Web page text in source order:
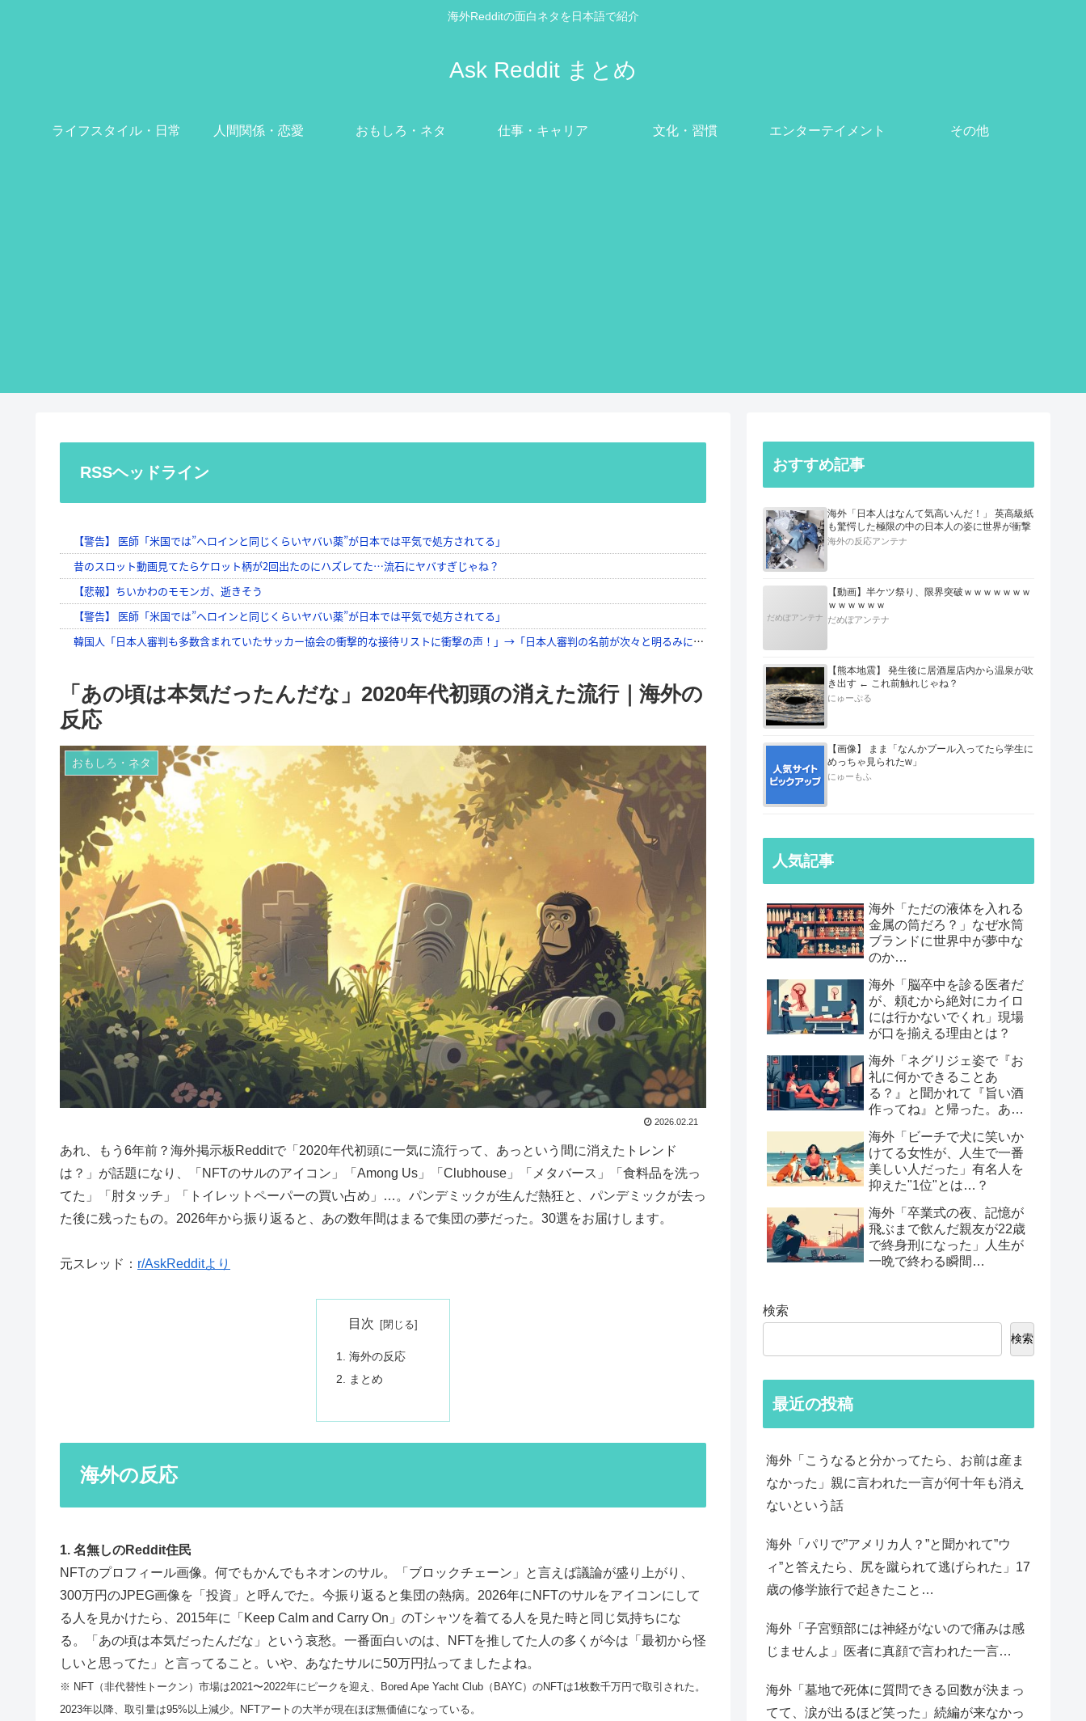
海外Redditの面白ネタを日本語で紹介
Ask Reddit まとめ
ライフスタイル・日常 人間関係・恋愛 おもしろ・ネタ 仕事・キャリア 文化・習慣 エンターテイメント その他
RSSヘッドライン
「あの頃は本気だったんだな」2020年代初頭の消えた流行｜海外の
反応
おもしろ・ネタ
2026.02.21
あれ、もう6年前？海外掲示板Redditで「2020年代初頭に一気に流行って、あっという間に消えたトレンド
は？」が話題になり、「NFTのサルのアイコン」「Among Us」「Clubhouse」「メタバース」「食料品を洗っ
てた」「肘タッチ」「トイレットペーパーの買い占め」…。パンデミックが生んだ熱狂と、パンデミックが去っ
た後に残ったもの。2026年から振り返ると、あの数年間はまるで集団の夢だった。30選をお届けします。
元スレッド： r/AskRedditより
目次
海外の反応
まとめ
海外の反応
1. 名無しのReddit住民
NFTのプロフィール画像。何でもかんでもネオンのサル。「ブロックチェーン」と言えば議論が盛り上がり、
300万円のJPEG画像を「投資」と呼んでた。今振り返ると集団の熱病。2026年にNFTのサルをアイコンにして
る人を見かけたら、2015年に「Keep Calm and Carry On」のTシャツを着てる人を見た時と同じ気持ちにな
る。「あの頃は本気だったんだな」という哀愁。一番面白いのは、NFTを推してた人の多くが今は「最初から怪
しいと思ってた」と言ってること。いや、あなたサルに50万円払ってましたよね。
※ NFT（非代替性トークン）市場は2021〜2022年にピークを迎え、Bored Ape Yacht Club（BAYC）のNFTは1枚数千万円で取引された。
2023年以降、取引量は95%以上減少。NFTアートの大半が現在ほぼ無価値になっている。
おすすめ記事
海外「日本人はなんて気高いんだ！」 英高級紙
も驚愕した極限の中の日本人の姿に世界が衝撃
海外の反応アンテナ
だめぽアンテナ
【動画】半ケツ祭り、限界突破ｗｗｗｗｗｗｗ
ｗｗｗｗｗｗ
だめぽアンテナ
【熊本地震】 発生後に居酒屋店内から温泉が吹
き出す ← これ前触れじゃね？
にゅーぷる
【画像】 まま「なんかプール入ってたら学生に
めっちゃ見られたw」
にゅーもふ
人気記事
海外「ただの液体を入れる
金属の筒だろ？」なぜ水筒
ブランドに世界中が夢中な
のか…
海外「脳卒中を診る医者だ
が、頼むから絶対にカイロ
には行かないでくれ」現場
が口を揃える理由とは？
海外「ネグリジェ姿で『お
礼に何かできることあ
る？』と聞かれて『旨い酒
作ってね』と帰った。あれ
る男たちの後悔談…
海外「ビーチで犬に笑いか
けてる女性が、人生で一番
美しい人だった」有名人を
抑えた"1位"とは…？
海外「卒業式の夜、記憶が
飛ぶまで飲んだ親友が22歳
で終身刑になった」人生が
一晩で終わる瞬間…
検索
検索
最近の投稿
海外「こうなると分かってたら、お前は産ま
なかった」親に言われた一言が何十年も消え
ないという話
海外「パリで”アメリカ人？”と聞かれて”ウ
ィ”と答えたら、尻を蹴られて逃げられた」17
歳の修学旅行で起きたこと…
海外「子宮頸部には神経がないので痛みは感
じませんよ」医者に真顔で言われた一言…
海外「墓地で死体に質問できる回数が決まっ
てて、涙が出るほど笑った」続編が来なかっ